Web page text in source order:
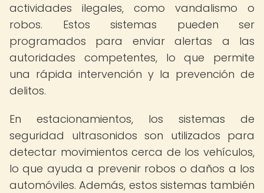
actividades ilegales, como vandalismo o
robos. Estos sistemas pueden ser
programados para enviar alertas a las
autoridades competentes, lo que permite
una rápida intervención y la prevención de
delitos.
En estacionamientos, los sistemas de
seguridad ultrasonidos son utilizados para
detectar movimientos cerca de los vehículos,
lo que ayuda a prevenir robos o daños a los
automóviles. Además, estos sistemas también